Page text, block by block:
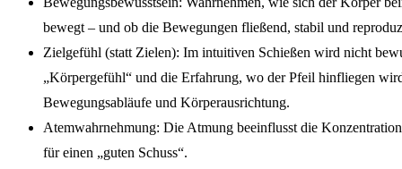
bewegt – und ob die Bewegungen fließend, stabil und
Zielgefühl (statt Zielen): Im intuitiven Schießen wird nicht
„Körpergefühl“ und die Erfahrung, wo der Pfeil hinfliegen
Bewegungsabläufe und Körperausrichtung.
Atemwahrnehmung: Die Atmung beeinflusst die
für einen „guten Schuss“.